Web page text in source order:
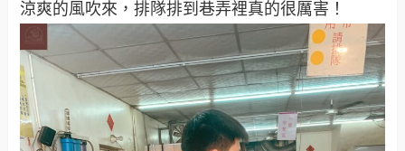
涼爽的風吹來，排隊排到巷弄裡真的很厲害！